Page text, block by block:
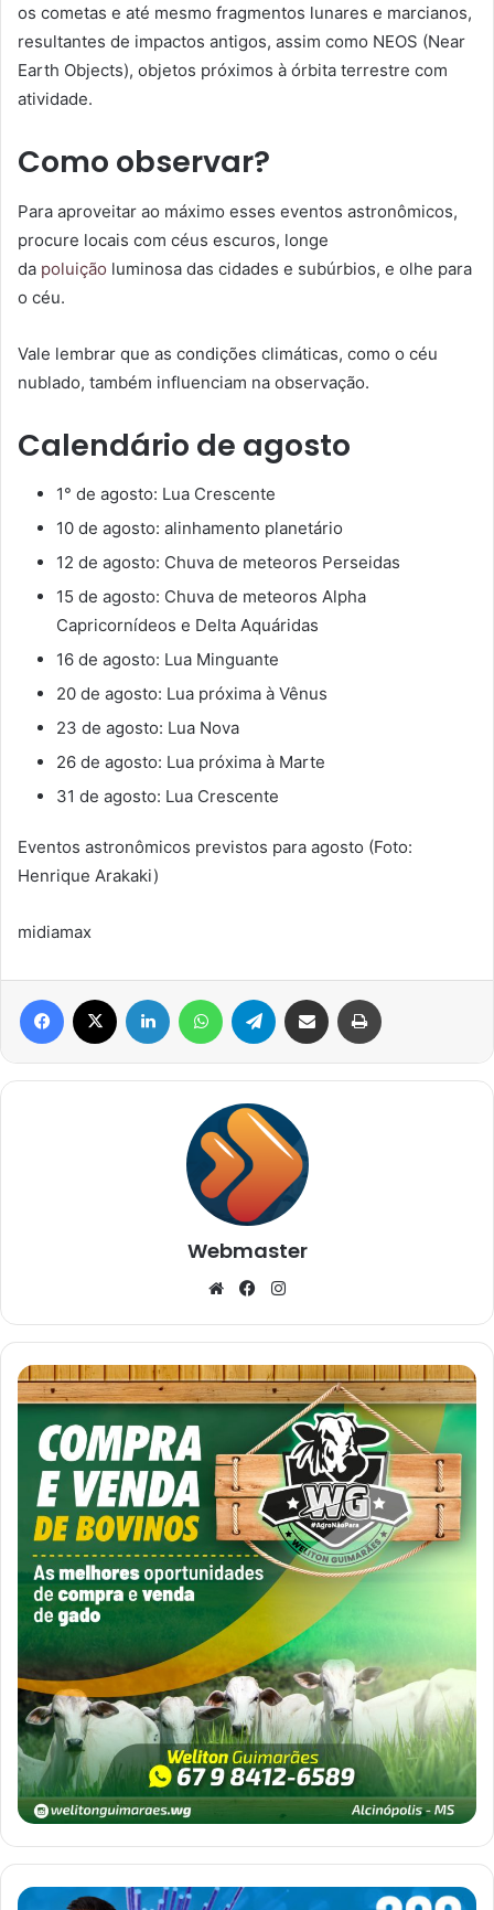
os cometas e até mesmo fragmentos lunares e marcianos,
resultantes de impactos antigos, assim como NEOS (Near
Earth Objects), objetos próximos à órbita terrestre com
atividade.
Como observar?
Para aproveitar ao máximo esses eventos astronômicos,
procure locais com céus escuros, longe
da poluição luminosa das cidades e subúrbios, e olhe para
o céu.
Vale lembrar que as condições climáticas, como o céu
nublado, também influenciam na observação.
Calendário de agosto
1° de agosto: Lua Crescente
10 de agosto: alinhamento planetário
12 de agosto: Chuva de meteoros Perseidas
15 de agosto: Chuva de meteoros Alpha
Capricornídeos e Delta Aquáridas
16 de agosto: Lua Minguante
20 de agosto: Lua próxima à Vênus
23 de agosto: Lua Nova
26 de agosto: Lua próxima à Marte
31 de agosto: Lua Crescente
Eventos astronômicos previstos para agosto (Foto:
Henrique Arakaki)
midiamax
Facebook Linkedin WhatsAppTelegram Compartilhar via e-mail
Webmaster
WebsiteFacebook